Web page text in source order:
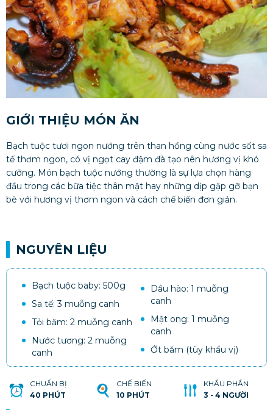
GIỚI THIỆU MÓN ĂN
Bạch tuộc tươi ngon nướng trên than hồng cùng nước sốt sa
tế thơm ngon, có vị ngọt cay đậm đà tạo nên hương vị khó
cưỡng. Món bạch tuộc nướng thường là sự lựa chọn hàng
đầu trong các bữa tiệc thân mật hay những dịp gặp gỡ bạn
bè với hương vị thơm ngon và cách chế biến đơn giản.
NGUYÊN LIỆU
Bạch tuộc baby: 500g
Sa tế: 3 muỗng canh
Tỏi băm: 2 muỗng canh
Nước tương: 2 muỗng
canh
Dầu hào: 1 muỗng
canh
Mật ong: 1 muỗng
canh
Ớt băm (tùy khẩu vị)
CHUẨN BỊ
40 PHÚT
CHẾ BIẾN
10 PHÚT
KHẨU PHẦN
3 - 4 NGƯỜI